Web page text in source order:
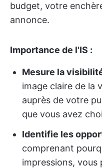
budget, votre
annonce.
Importance de l'IS :
Mesure la
image claire de la
auprès de votre
que vous avez
Identifie les
comprenant
impressions, vous